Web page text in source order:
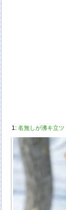
1:名無しが沸キ立ツ